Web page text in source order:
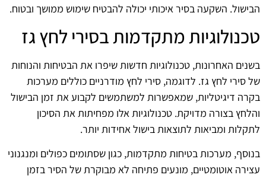
הבישול. השקעה בסיר איכותי יכולה להבטיח שימוש ממושך ובטוח.
טכנולוגיות מתקדמות בסירי לחץ גז
בשנים האחרונות, טכנולוגיות חדשות שיפרו את הבטיחות והנוחות
של סירי לחץ גז. לדוגמה, סירי לחץ מודרניים כוללים מערכות
בקרה דיגיטליות, שמאפשרות למשתמשים לקבוע את זמן הבישול
והלחץ בצורה מדויקת. טכנולוגיות אלו מפחיתות את הסיכון
לתקלות ומביאות לתוצאות בישול אחידות יותר.
בנוסף, מערכות בטיחות מתקדמות, כגון שסתומים כפולים ומנגנוני
עצירה אוטומטיים, מונעים פתיחה לא מבוקרת של הסיר בזמן